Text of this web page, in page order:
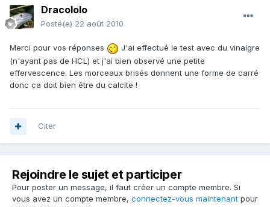
Dracololo
Posté(e) 22 août 2010
Merci pour vos réponses
J'ai effectué le test avec du vinaigre
(n'ayant pas de HCL) et j'ai bien observé une petite
effervescence. Les morceaux brisés donnent une forme de carré
donc ca doit bien être du calcite !
Citer
Rejoindre le sujet et participer
Pour poster un message, il faut créer un compte membre. Si
vous avez un compte membre, connectez-vous maintenant pour